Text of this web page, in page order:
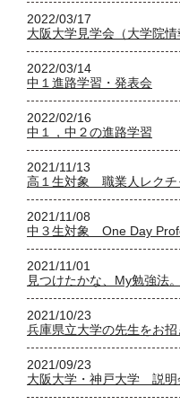
2022/03/17
大阪大学見学会（大学院情
2022/03/14
中１進路学習・発表会
2022/02/16
中１，中２の進路学習
2021/11/13
高１生対象 職業人レクチ
2021/11/08
中３生対象 One Day
2021/11/01
見つけたかな、My勉強法。
2021/10/23
兵庫県立大学の先生をお招
2021/09/23
大阪大学・神戸大学 説明